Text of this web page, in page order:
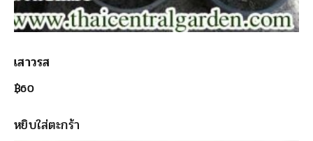
เสาวรส
฿60
หยิบใส่ตะกร้า